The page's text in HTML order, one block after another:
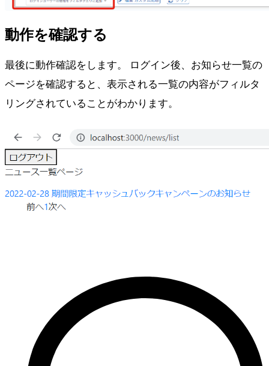
動作を確認する
最後に動作確認をします。 ログイン後、お知らせ一覧の
ページを確認すると、表示される一覧の内容がフィルタ
リングされていることがわかります。